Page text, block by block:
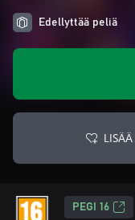
Edellyttää peliä
PEGI 16